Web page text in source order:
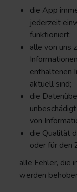
die App
jederzeit
funktioniert;
alle von uns
enthaltenen
aktuell sind;
die
von
die Qualität
oder für den
alle Fehler, die
werden